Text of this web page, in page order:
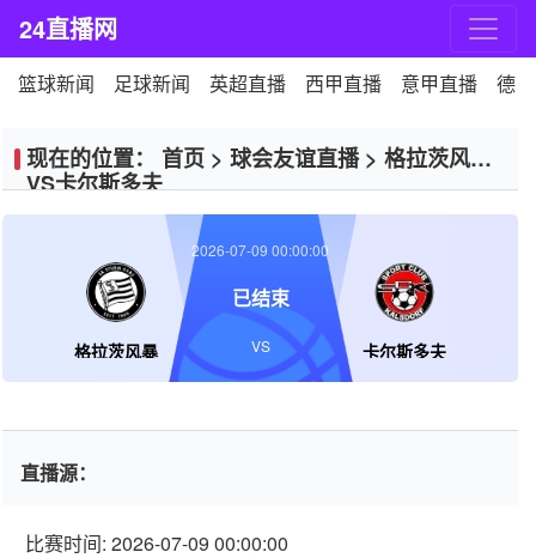
24直播网
篮球新闻 足球新闻 英超直播 西甲直播 意甲直播 德
现在的位置： 首页 > 球会友谊直播> 格拉茨风暴
VS卡尔斯多夫
格拉茨风暴 卡尔斯多夫
2026-07-09 00:00:00
已结束
VS
直播源：
比赛时间: 2026-07-09 00:00:00